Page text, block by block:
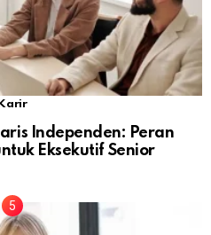
Karir
Independen: Peran
Eksekutif Senior